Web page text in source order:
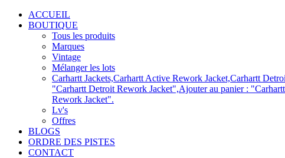
ACCUEIL
BOUTIQUE
Tous les produits
Marques
Vintage
Mélanger les lots
Carhartt Jackets,Carhartt Active Rework Jacket,Carhartt
"Carhartt Detroit Rework Jacket",Ajouter au panier :
Rework Jacket".
Lv's
Offres
BLOGS
ORDRE DES PISTES
CONTACT